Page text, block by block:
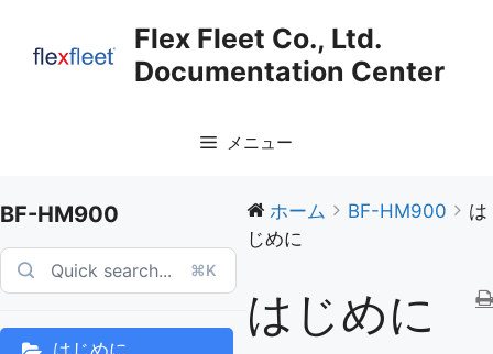
キ
プ
Flex Fleet Co., Ltd.
Documentation Center
メニュー
BF-HM900
⌘K
はじめに
ホーム BF-HM900
は
じめに
はじめに